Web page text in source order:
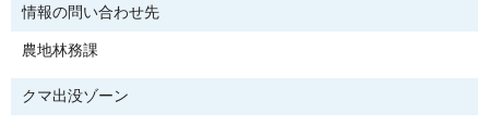
情報の問い合わせ先
農地林務課
クマ出没ゾーン